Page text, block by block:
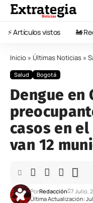
⚡️ Artículos vistos 🚂
Inicio » Últimas Noticias »
Salud Bogotá
Dengue en
casos en
van 12
Última Actualización: Jul
PorRedacción 7 Julio,